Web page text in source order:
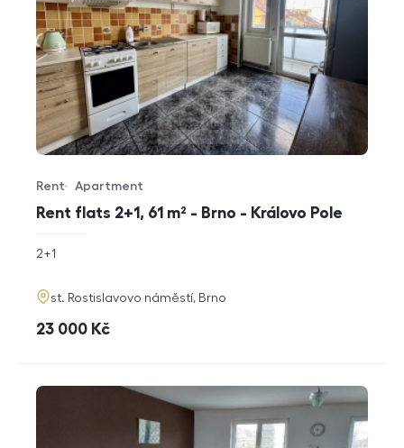
Rent flats 2+1, 61 m² - Brno - Královo Pole
Offer type
Rent
Property type
Apartment
rozměry
disposition
2+1
adresa
st. Rostislavovo náměstí, Brno
cena
23 000 Kč